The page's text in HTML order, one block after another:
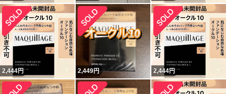
2,444円 2,449円 2,444円